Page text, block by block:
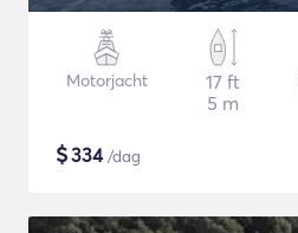
Motorjacht
17 ft
5 m
$334/dag